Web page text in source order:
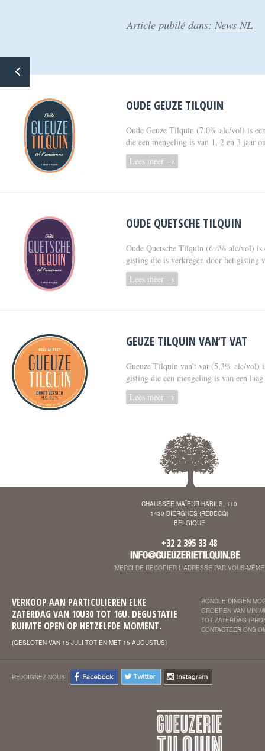
Article pubilé dans: News NL
OUDE GEUZE TILQUIN
Oude Geuze Tilquin (7.0% alc/vol) is
die een mengeling is van 1, 2 en 3 jaar
Lees meer →
OUDE QUETSCHE TILQUIN
Oude Quetsche Tilquin (6.4% alc/vol) is
gisting die is verkregen door het gisting
Lees meer →
GEUZE TILQUIN VAN’T VAT
Gueuze Tilquin van’t vat (5,3% alc/vol)
gisting die een mengeling is van een
Lees meer →
CHAUSSÉE MAÏEUR HABILS, 110
1430 BIERGHES (REBECQ)
BELGIQUE
+32 2 395 33 48
(MERCI DE RECOPIER L'ADRESSE PAR VOUS-
VERKOOP AAN PARTICULIEREN ELKE
ZATERDAG VAN 10U30 TOT 16U. DEGUSTATIE
RUIMTE OPEN OP HETZELFDE MOMENT.
(GESLOTEN VAN 15 JULI TOT EN MET 15 AUGUSTUS)
RONDLEIDINGEN
GROEPEN VAN
TOT ZATERDAG
CONTACTEER ONS
REJOIGNEZ-NOUS!